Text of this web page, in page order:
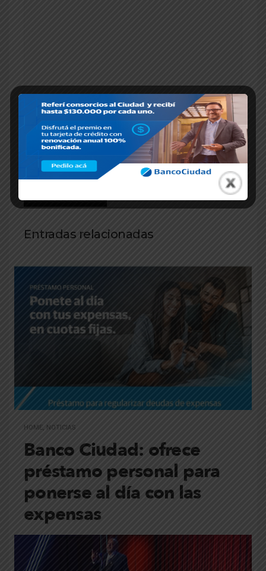
Entradas relacionadas
HOME, NOTICIAS
Banco Ciudad: ofrece
préstamo personal para
ponerse al día con las
expensas